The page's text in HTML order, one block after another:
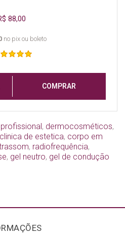
88,00
no pix ou boleto
COMPRAR
profissional , dermocosméticos,
clinica de estetica, corpo em
, radiofrequência,
, gel neutro, gel de condução